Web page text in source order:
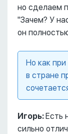
но сделаем
"Зачем? У
он
Но как
в стране
Игорь:Есть
сильно